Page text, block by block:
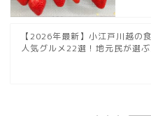
【2026年最新】小江戸川越の
人気グルメ22選！地元民が選